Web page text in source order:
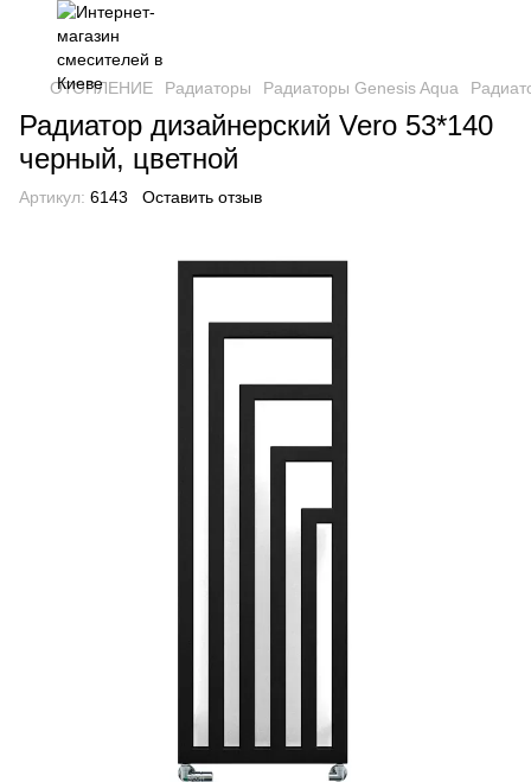
ОТОПЛЕНИЕ Радиаторы Радиаторы Genesis Aqua
Радиатор дизайнерский Vero 53*140
черный, цветной
Артикул: 6143 Оставить отзыв